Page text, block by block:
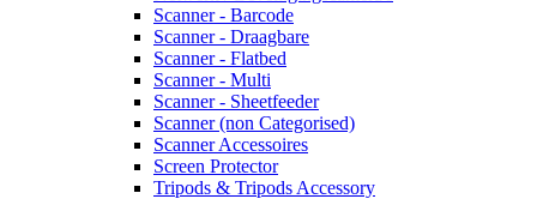
Scanner - Barcode
Scanner - Draagbare
Scanner - Flatbed
Scanner - Multi
Scanner - Sheetfeeder
Scanner (non Categorised)
Scanner Accessoires
Screen Protector
Tripods & Tripods Accessory